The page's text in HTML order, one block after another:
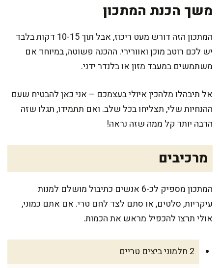
משך הכנת המתכון
המתכון הזה דורש מעט ריכוז, אבל תוך 10-15 דקות בלבד
יש לכם רוטב מוכן ואוורירי. ההכנה פשוטה, במיוחד אם
משתמשים במעבד מזון או בלנדר ידני.
אל תיבהלו מלהכין איולי בעצמכם – אני כאן להבטיח שעם
ההנחיות שלי, תצליחו בכל שלב. ואם תתמידו, תגלו שזה
הרבה יותר קל ממה שזה נראה!
מרכיבים
המתכון מספיק לכ-6 אנשים כתיבול מושלם למנות
עיקריות, סלטים, או סתם לצד לחם טרי. אם אתם כמוני,
אולי תרצו להכפיל מראש את הכמות.
2 חלמוני ביצים טריים